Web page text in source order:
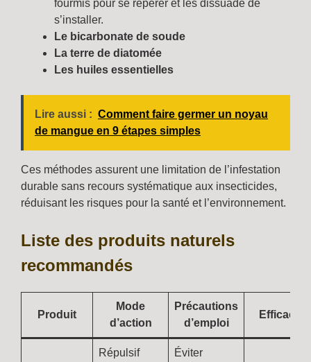
fourmis pour se repérer et les dissuade de
s’installer.
Le bicarbonate de soude
La terre de diatomée
Les huiles essentielles
Lire aussi : Comment faire germer un noyau
de mangue en 9 étapes simples
Ces méthodes assurent une limitation de l’infestation
durable sans recours systématique aux insecticides,
réduisant les risques pour la santé et l’environnement.
Liste des produits naturels
recommandés
Produit
Mode
d’action
Précautions
d’emploi
Efficacité
Répulsif
Éviter